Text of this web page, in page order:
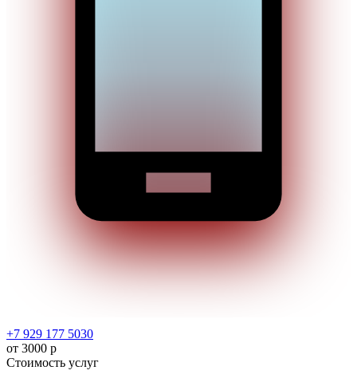
+7 929 177 5030
от 3000 р
Стоимость услуг